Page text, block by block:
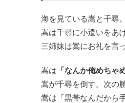
海を見ている嵩と千尋。
嵩は千尋に小遣いをあげ
三姉妹は嵩にお礼を言
嵩は 「なんか俺めちゃ
嵩が千尋を倒す。次の
嵩は「黒帯なんだから